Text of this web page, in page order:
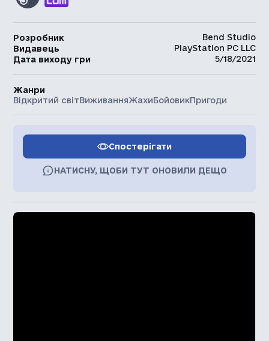
Розробник
Bend Studio
Видавець
PlayStation PC LLC
Дата виходу гри
5/18/2021
Жанри
Відкритий світВиживанняЖахиБойовикПригоди
Спостерігати
НАТИСНУ, ЩОБИ ТУТ ОНОВИЛИ ДЕЩО